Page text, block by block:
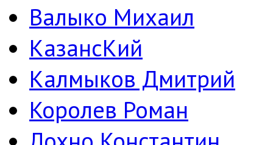
Валыко Михаил
КазансКий
Калмыков Дмитрий
Королев Роман